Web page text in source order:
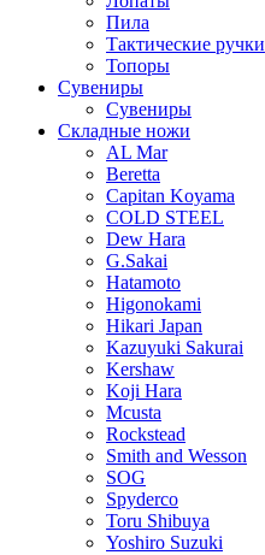
Пила
Тактические ручки
Топоры
Сувениры
Сувениры
Складные ножи
AL Mar
Beretta
Capitan Koyama
COLD STEEL
Dew Hara
G.Sakai
Hatamoto
Higonokami
Hikari Japan
Kazuyuki Sakurai
Kershaw
Koji Hara
Mcusta
Rockstead
Smith and Wesson
SOG
Spyderco
Toru Shibuya
Yoshiro Suzuki